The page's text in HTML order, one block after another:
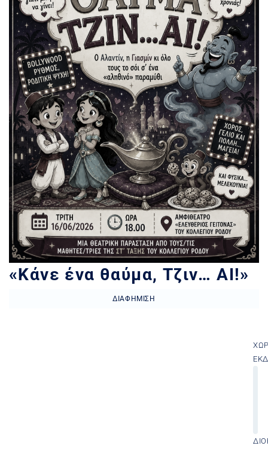
«Κάνε ένα θαύμα, Τζιν… ΑΙ!»
ΔΙΑΦΉΜΙΣΗ